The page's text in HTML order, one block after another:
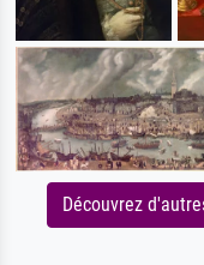
Découvrez